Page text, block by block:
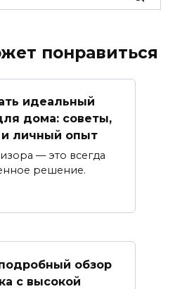
понравиться
идеальный
дома: советы,
и личный опыт
— это всегда
решение.
обзор
с высокой